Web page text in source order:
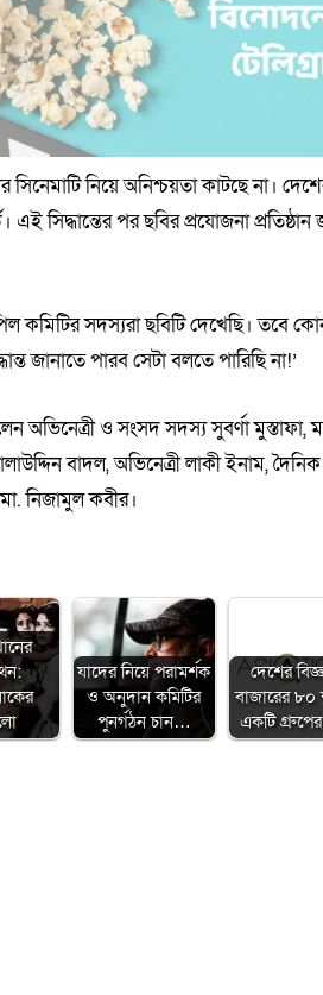
নিয়ে অনিশ্চয়তা কাটছে না।
এই সিদ্ধান্তের পর ছবির প্রযোজনা
সদস্যরা ছবিটি দেখেছি। তবে কোন
জানাতে পারব সেটা বলতে পারিছি না!’
ও সংসদ সদস্য সুবর্ণা মুস্তাফা,
বাদল, অভিনেত্রী লাকী ইনাম,
নিজামুল কবীর।
যাদের নিয়ে পরামর্শক
ও অনুদান কমিটির
পুনর্গঠন চান…
দেশের
বাজারের ৮০
একটি